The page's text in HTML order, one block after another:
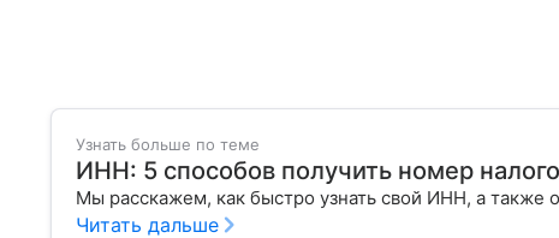
Узнать больше по теме
ИНН: 5 способов получить номер
Мы расскажем, как быстро узнать свой ИНН, а также
Читать дальше